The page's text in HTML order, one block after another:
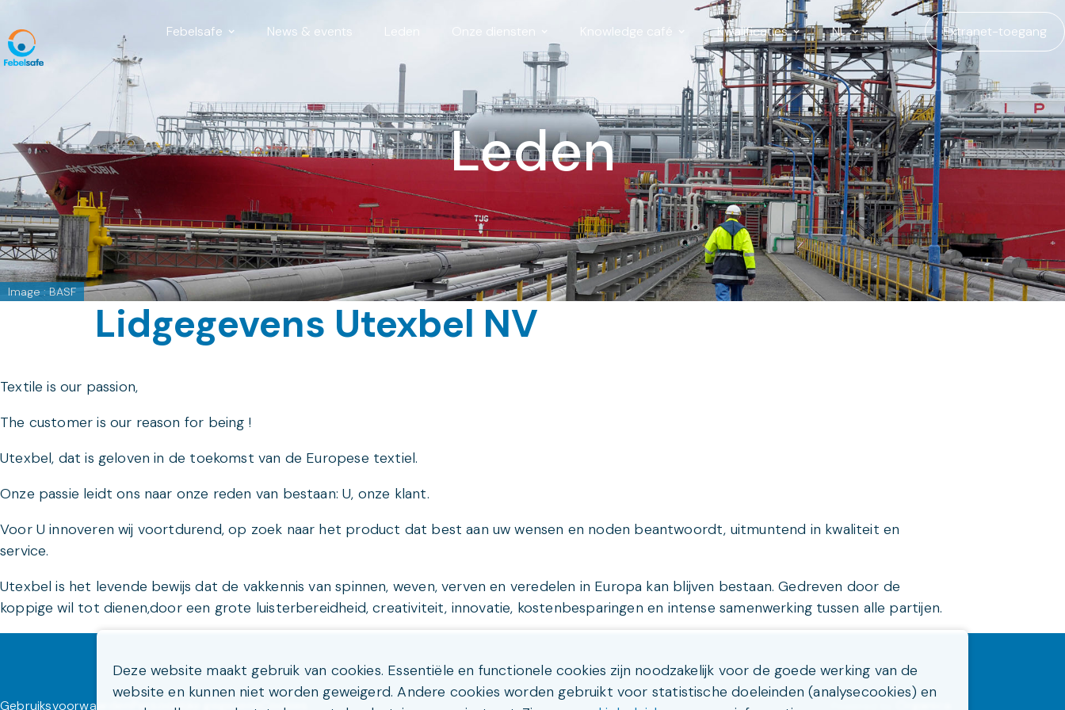
Febelsafe News & events Leden Onze diensten Knowledge café Kwalificaties NL Extranet-toegang
Leden
Image : BASF
Lidgegevens Utexbel NV
Textile is our passion,
The customer is our reason for being !
Utexbel, dat is geloven in de toekomst van de Europese textiel.
Onze passie leidt ons naar onze reden van bestaan: U, onze klant.
Voor U innoveren wij voortdurend, op zoek naar het product dat best aan uw wensen en noden beantwoordt, uitmuntend in kwaliteit en
service.
Utexbel is het levende bewijs dat de vakkennis van spinnen, weven, verven en veredelen in Europa kan blijven bestaan. Gedreven door de
koppige wil tot dienen,door een grote luisterbereidheid, creativiteit, innovatie, kostenbesparingen en intense samenwerking tussen alle partijen.
Gebruiksvoorwaarden Persoonlijke gegevens Cookies
Deze website maakt gebruik van cookies. Essentiële en functionele cookies zijn noodzakelijk voor de goede werking van de
website en kunnen niet worden geweigerd. Andere cookies worden gebruikt voor statistische doeleinden (analysecookies) en